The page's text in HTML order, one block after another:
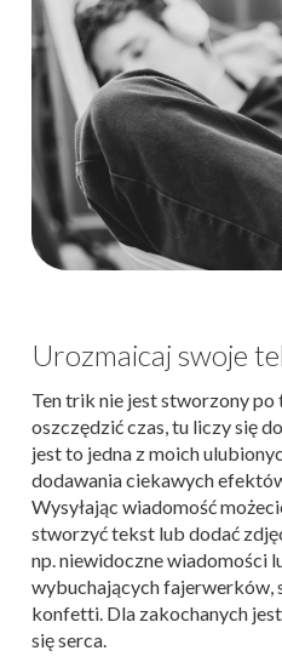
Urozmaicaj swoje
Ten trik nie jest stworzony po
oszczędzić czas, tu liczy się
jest to jedna z moich
dodawania ciekawych
Wysyłając wiadomość
stworzyć tekst lub dodać
np. niewidoczne wiadomości
wybuchających fajerwerków,
konfetti. Dla zakochanych
się serca.